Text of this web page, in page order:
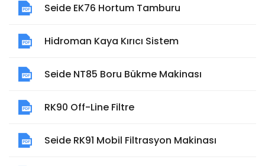
Seide EK76 Hortum Tamburu
Hidroman Kaya Kırıcı Sistem
Seide NT85 Boru Bükme Makinası
RK90 Off-Line Filtre
Seide RK91 Mobil Filtrasyon Makinası